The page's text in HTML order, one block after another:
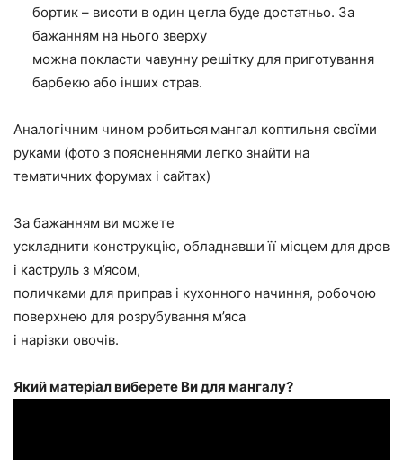
бортик – висоти в один цегла буде достатньо. За
бажанням на нього зверху
можна покласти чавунну решітку для приготування
барбекю або інших страв.
Аналогічним чином робиться мангал коптильня своїми
руками (фото з поясненнями легко знайти на
тематичних форумах і сайтах)
За бажанням ви можете
ускладнити конструкцію, обладнавши її місцем для дров
і каструль з м’ясом,
поличками для приправ і кухонного начиння, робочою
поверхнею для розрубування м’яса
і нарізки овочів.
Який матеріал виберете Ви для мангалу?